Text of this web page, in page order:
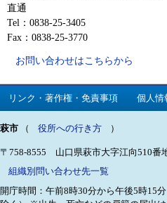
直通
Tel：0838-25-3405
Fax：0838-25-3770
お問い合わせはこちらから
リンク・著作権・免責事項 個人情
萩市 （ 役所への行き方 ）
〒758-8555 山口県萩市大字江向510番
組織別問い合わせ先一覧
開庁時間：午前8時30分から午後5時15